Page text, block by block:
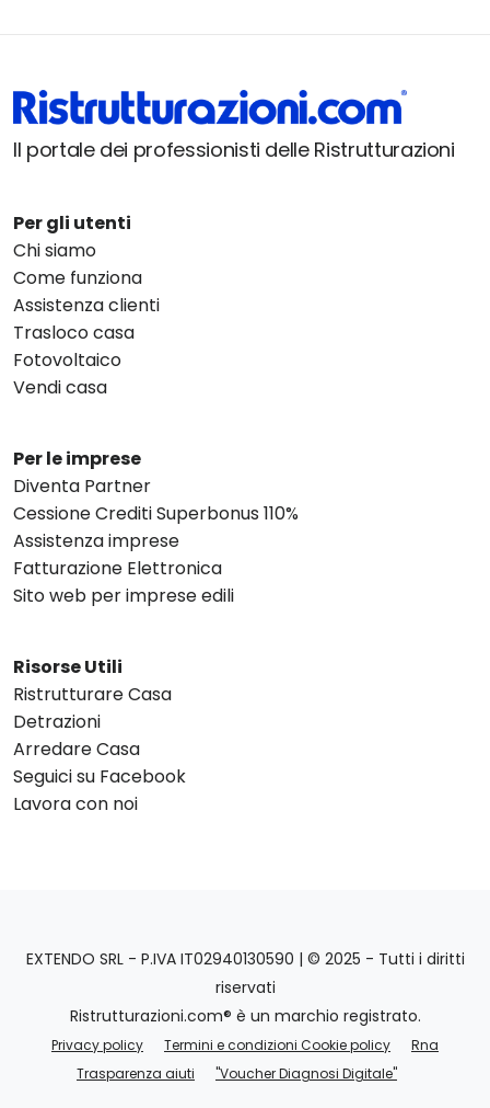
Il portale dei professionisti delle Ristrutturazioni
Per gli utenti
Chi siamo
Come funziona
Assistenza clienti
Trasloco casa
Fotovoltaico
Vendi casa
Per le imprese
Diventa Partner
Cessione Crediti Superbonus 110%
Assistenza imprese
Fatturazione Elettronica
Sito web per imprese edili
Risorse Utili
Ristrutturare Casa
Detrazioni
Arredare Casa
Seguici su Facebook
Lavora con noi
EXTENDO SRL - P.IVA IT02940130590 | © 2025 - Tutti i diritti
riservati
Ristrutturazioni.com® è un marchio registrato.
Privacy policy Termini e condizioni Cookie policy
Rna
Trasparenza aiuti
"Voucher Diagnosi Digitale"